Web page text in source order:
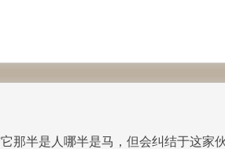
那半是人哪半是马，但会纠结于这家